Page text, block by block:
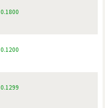
0.1800
0.1200
0.1299